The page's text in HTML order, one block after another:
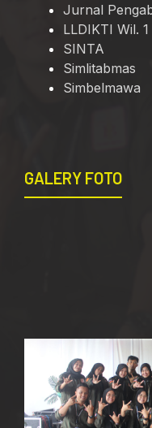
Jurnal
LLDIKTI Wil. 1
SINTA
Simlitabmas
Simbelmawa
GALERY FOTO